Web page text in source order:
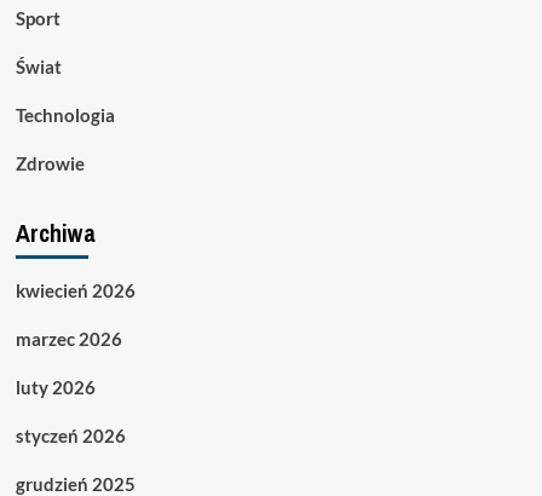
Sport
Świat
Technologia
Zdrowie
Archiwa
kwiecień 2026
marzec 2026
luty 2026
styczeń 2026
grudzień 2025